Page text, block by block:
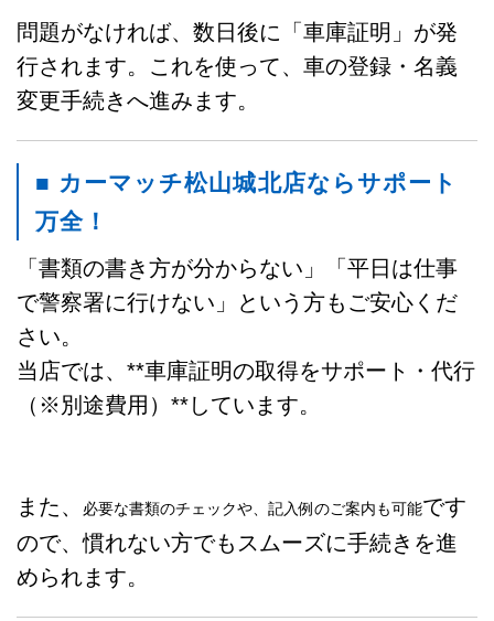
問題がなければ、数日後に「車庫証明」が発
行されます。これを使って、車の登録・名義
変更手続きへ進みます。
■ カーマッチ松山城北店ならサポート
万全！
「書類の書き方が分からない」「平日は仕事
で警察署に行けない」という方もご安心くだ
さい。
当店では、**車庫証明の取得をサポート・代行
（※別途費用）**しています。
また、 必要な書類のチェックや、記入例のご案内も可能です
ので、慣れない方でもスムーズに手続きを進
められます。